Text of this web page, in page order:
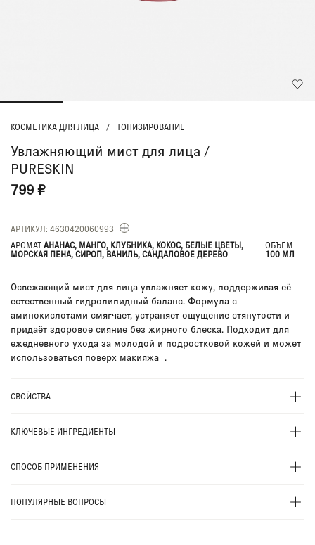
КОСМЕТИКА ДЛЯ ЛИЦА / ТОНИЗИРОВАНИЕ
Увлажняющий мист для лица /
PURESKIN
799 ₽
АРТИКУЛ: 4630420060993
АРОМАТ АНАНАС, МАНГО, КЛУБНИКА, КОКОС, БЕЛЫЕ ЦВЕТЫ,
МОРСКАЯ ПЕНА, СИРОП, ВАНИЛЬ, САНДАЛОВОЕ ДЕРЕВО
ОБЪЁМ
100 МЛ
Освежающий мист для лица увлажняет кожу, поддерживая её
естественный гидролипидный баланс. Формула с
аминокислотами смягчает, устраняет ощущение стянутости и
придаёт здоровое сияние без жирного блеска. Подходит для
ежедневного ухода за молодой и подростковой кожей и может
использоваться поверх макияжа .
СВОЙСТВА
КЛЮЧЕВЫЕ ИНГРЕДИЕНТЫ
СПОСОБ ПРИМЕНЕНИЯ
ПОПУЛЯРНЫЕ ВОПРОСЫ